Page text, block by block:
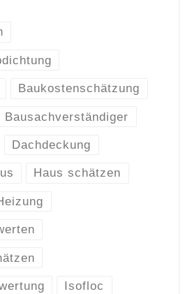
Baukostenschätzung
Bausachverständiger
Dachdeckung
Haus schätzen
Isofloc